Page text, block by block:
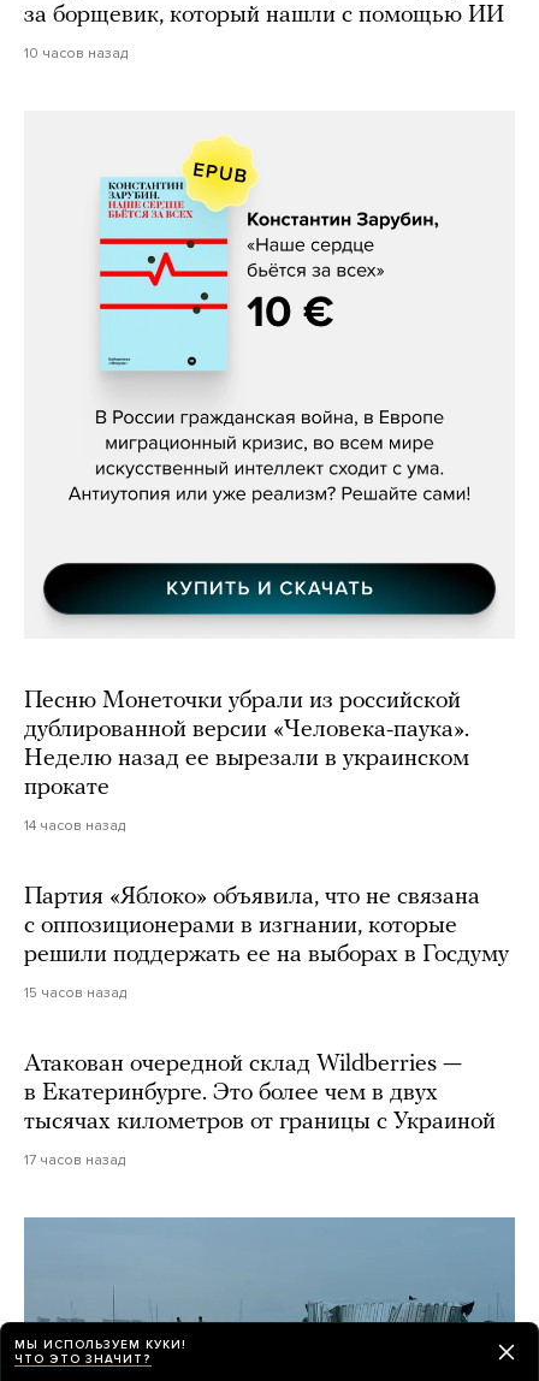
за борщевик, который нашли с помощью ИИ
10 часов назад
Константин Зарубин, «Наше сердце
Песню Монеточки убрали из российской
дублированной версии «Человека-паука».
Неделю назад ее вырезали в украинском
прокате
14 часов назад
Партия «Яблоко» объявила, что не связана
с оппозиционерами в изгнании, которые
решили поддержать ее на выборах в Госдуму
15 часов назад
Атакован очередной склад Wildberries —
в Екатеринбурге. Это более чем в двух
тысячах километров от границы с Украиной
17 часов назад
МЫ ИСПОЛЬЗУЕМ КУКИ!
ЧТО ЭТО ЗНАЧИТ?